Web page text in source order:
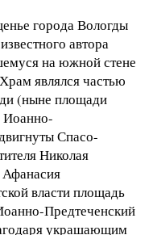
города Вологды
автора
на южной стене
являлся частью
(ныне площади
Иоанно-
Спасо-
Николая
Афанасия
власти площадь
Предтеченский
украшающим